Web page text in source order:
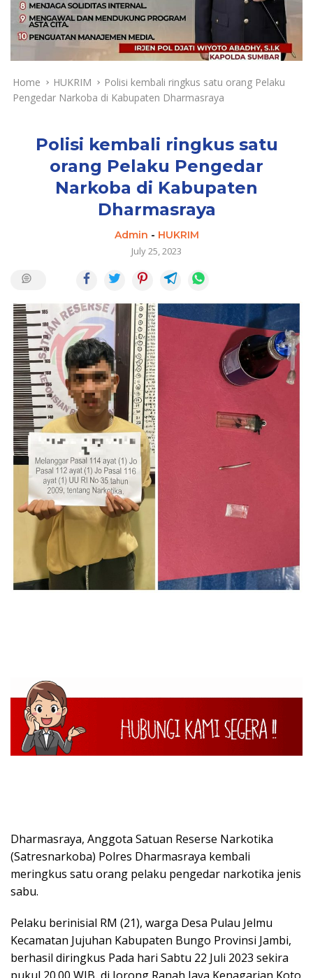
y
a
a
n
T
k
Home HUKRIM
Polisi kembali ringkus satu orang Pelaku
Pengedar Narkoba di Kabupaten Dharmasraya
Polisi kembali ringkus satu
orang Pelaku Pengedar
Narkoba di Kabupaten
Dharmasraya
Admin - HUKRIM
July 25, 2023
Dharmasraya, Anggota Satuan Reserse Narkotika
(Satresnarkoba) Polres Dharmasraya kembali
meringkus satu orang pelaku pengedar narkotika jenis
sabu.
Pelaku berinisial RM (21), warga Desa Pulau Jelmu
Kecamatan Jujuhan Kabupaten Bungo Provinsi Jambi,
berhasil diringkus Pada hari Sabtu 22 Juli 2023 sekira